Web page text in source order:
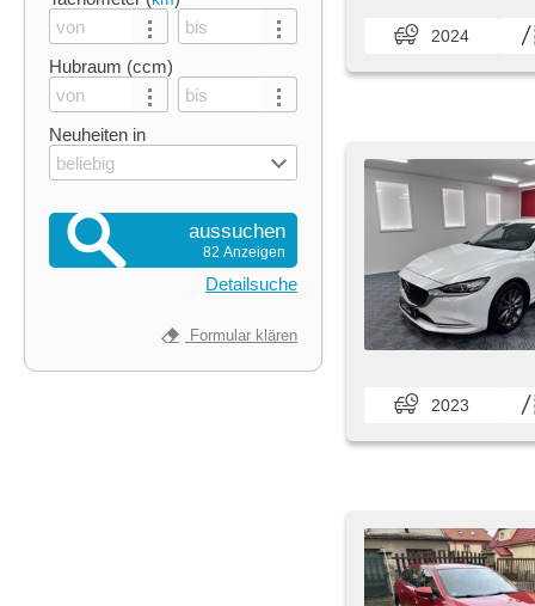
Hubraum (ccm)
Neuheiten in
beliebig
aussuchen
82 Anzeigen
Detailsuche
Formular klären
2024
2023